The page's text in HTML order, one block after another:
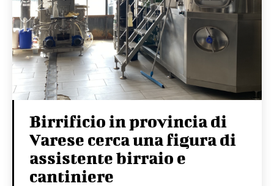
Birrificio in provincia di
Varese cerca una figura di
assistente birraio e
cantiniere